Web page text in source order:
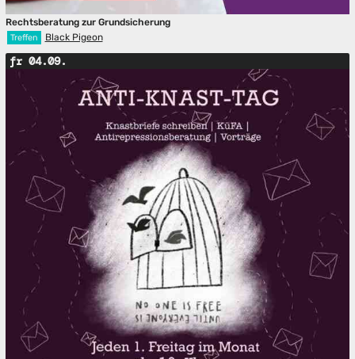
Rechtsberatung zur Grundsicherung
Treffen Black Pigeon
fr 04.09.